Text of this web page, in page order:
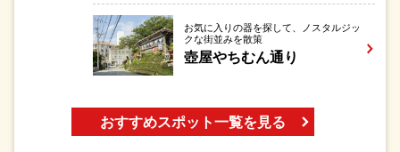
お気に入りの器を探して、ノスタルジッ
クな街並みを散策
壺屋やちむん通り
おすすめスポット一覧を見る